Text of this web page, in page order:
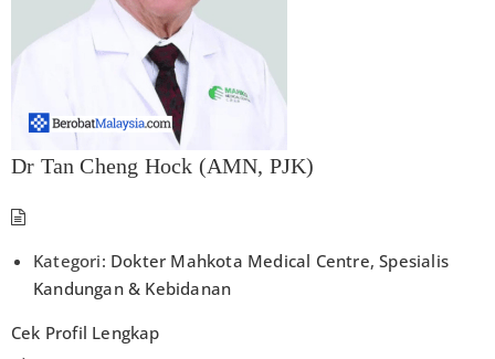
Dr Tan Cheng Hock (AMN, PJK)
Kategori: Dokter Mahkota Medical Centre,Spesialis
Kandungan & Kebidanan
Cek Profil Lengkap